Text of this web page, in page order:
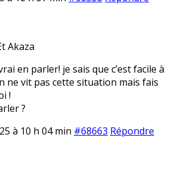
Akaza
en parler! je sais que c’est facile à
ne vit pas cette situation mais fais
!
?
à 10 h 04 min #68663 Répondre